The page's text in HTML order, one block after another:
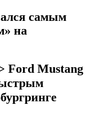
самым
на
Ford Mustang